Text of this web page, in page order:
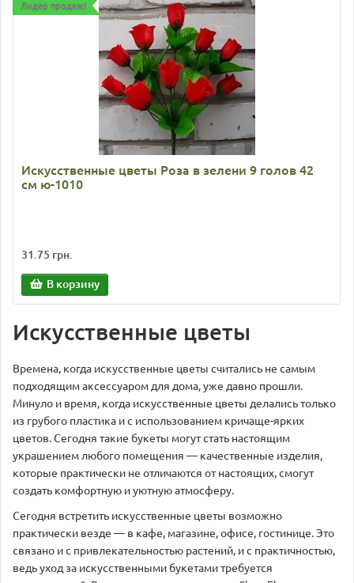
Лидер продаж!
Искусственные цветы Роза в зелени 9 голов 42
см ю-1010
31.75 грн.
В корзину
Искусственные цветы
Времена, когда искусственные цветы считались не самым
подходящим аксессуаром для дома, уже давно прошли.
Минуло и время, когда искусственные цветы делались только
из грубого пластика и с использованием кричаще-ярких
цветов. Сегодня такие букеты могут стать настоящим
украшением любого помещения — качественные изделия,
которые практически не отличаются от настоящих, смогут
создать комфортную и уютную атмосферу.
Сегодня встретить искусственные цветы возможно
практически везде — в кафе, магазине, офисе, гостинице. Это
связано и с привлекательностью растений, и с практичностью,
ведь уход за искусственными букетами требуется